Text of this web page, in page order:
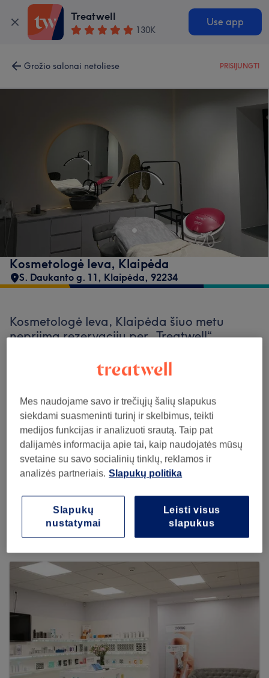
Treatwell
130K
Use app
Grožio salonai netoliese PRISIJUNGTI
Kosmetologė Ieva, Klaipėda
S. Daukanto g. 11, Klaipėda, 92234
Kosmetologė Ieva, Klaipėda šiuo metu
nepriima rezervacijų per „Treatwell“.
peržiūrėkite kitus jūsų vietovėje
esančius salonus. Rasite daugybę puikiai
vertinamų profesionalų, pasiruošusių jus
priimti.
Find the best venues near you
Ieškoti Treatwell
Mes naudojame savo ir trečiųjų šalių slapukus
siekdami suasmeninti turinį ir skelbimus, teikti
medijos funkcijas ir analizuoti srautą. Taip pat
dalijamės informacija apie tai, kaip naudojatės mūsų
svetaine su savo socialinių tinklų, reklamos ir
analizės partneriais. Slapukų politika
Leisti visus
slapukus
Slapukų
nustatymai